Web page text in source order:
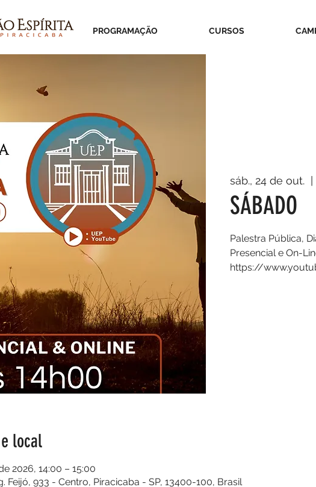
PROGRAMAÇÃO CURSOS
sáb., 24 de out.
  |
SÁBADO
Palestra Pública,
Presencial e On-
https://
local
2026, 14:00 – 15:00
Feijó, 933 - Centro, Piracicaba - SP, 13400-100, Brasil